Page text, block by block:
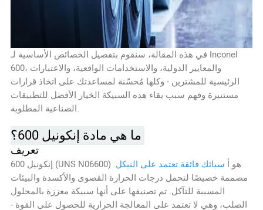
في هذه المقالة، سنقوم بتفصيل الخصائص الأساسية لـ Inconel
600، والمعايير الدولية، والاستخدامات الواقعية، والاعتبارات
الرئيسية للمشترين - وكلها مُحسّنة لمساعدتك على اتخاذ قرارات
مستنيرة وفهم سبب بقاء هذه السبيكة الخيار الأفضل للتطبيقات
الصناعية المطلوبة.
تعريف
إنكونيل 600 (UNS N06600) هو أ سبائك فائقة تعتمد على النيكل
مصممة خصيصًا لتحمل درجات الحرارة القصوى والأكسدة والبيئات
المسببة للتآكل. تم تصنيفها على أنها سبيكة معززة بالمحلول
الصلب، وهي لا تعتمد على المعالجة الحرارية للحصول على القوة -